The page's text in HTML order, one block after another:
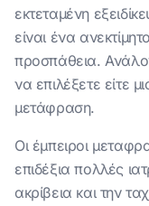
εκτεταμένη
είναι ένα
προσπάθεια.
να επιλέξετε είτε
μετάφραση.
Οι έμπειροι
επιδέξια πολλές
ακρίβεια και την